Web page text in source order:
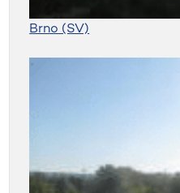
Brno (SV)